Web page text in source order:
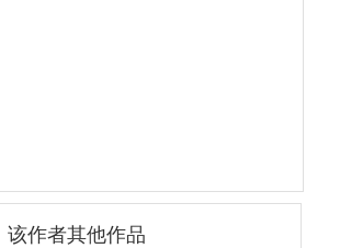
该作者其他作品